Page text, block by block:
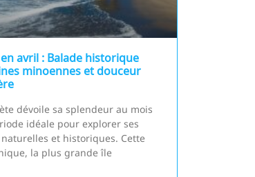
avril : Balade historique
minoennes et douceur
dévoile sa splendeur au mois
idéale pour explorer ses
et historiques. Cette
la plus grande île